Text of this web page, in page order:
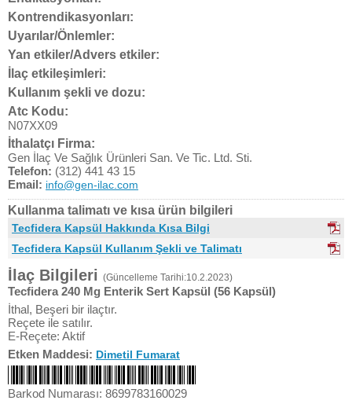
Kontrendikasyonları:
Uyarılar/Önlemler:
Yan etkiler/Advers etkiler:
İlaç etkileşimleri:
Kullanım şekli ve dozu:
Atc Kodu:
N07XX09
İthalatçı Firma:
Gen İlaç Ve Sağlık Ürünleri San. Ve Tic. Ltd. Sti.
Telefon: (312) 441 43 15
Email: info@gen-ilac.com
Kullanma talimatı ve kısa ürün bilgileri
Tecfidera Kapsül Hakkında Kısa Bilgi
Tecfidera Kapsül Kullanım Şekli ve Talimatı
İlaç Bilgileri (Güncelleme Tarihi:10.2.2023)
Tecfidera 240 Mg Enterik Sert Kapsül (56 Kapsül)
İthal, Beşeri bir ilaçtır.
Reçete ile satılır.
E-Reçete: Aktif
Etken Maddesi: Dimetil Fumarat
Barkod Numarası: 8699783160029